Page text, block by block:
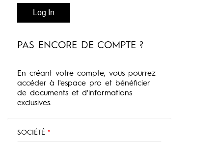
PAS ENCORE DE COMPTE ?
En créant votre compte, vous pourrez
accéder à l'espace pro et bénéficier
de documents et d'informations
exclusives.
SOCIÉTÉ *